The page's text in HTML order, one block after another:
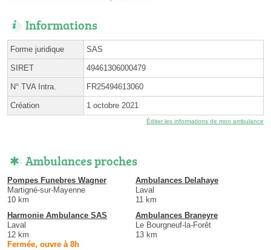
Informations
Forme juridique SAS
SIRET 49461306000479
N° TVA Intra. FR25494613060
Création 1 octobre 2021
Éditer les informations de mon ambulance
Ambulances proches
Pompes Funebres Wagner
Martigné-sur-Mayenne
10 km
Ambulances Delahaye
Laval
11 km
Harmonie Ambulance SAS
Laval
12 km
Fermée, ouvre à 8h
Ambulances Braneyre
Le Bourgneuf-la-Forêt
13 km